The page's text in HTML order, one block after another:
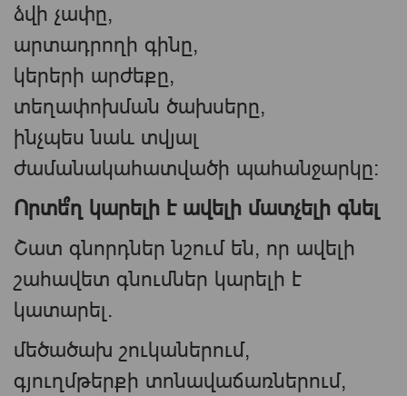
ձվի չափը,
արտադրողի գինը,
կերերի արժեքը,
տեղափոխման ծախսերը,
ինչպես նաև տվյալ
ժամանակահատվածի պահանջարկը։
Որտե՞ղ կարելի է ավելի մատչելի գնել
Շատ գնորդներ նշում են, որ ավելի
շահավետ գնումներ կարելի է
կատարել.
մեծածախ շուկաներում,
գյուղմթերքի տոնավաճառներում,